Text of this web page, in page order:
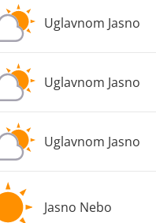
Uglavnom Jasno
Uglavnom Jasno
Uglavnom Jasno
Jasno Nebo